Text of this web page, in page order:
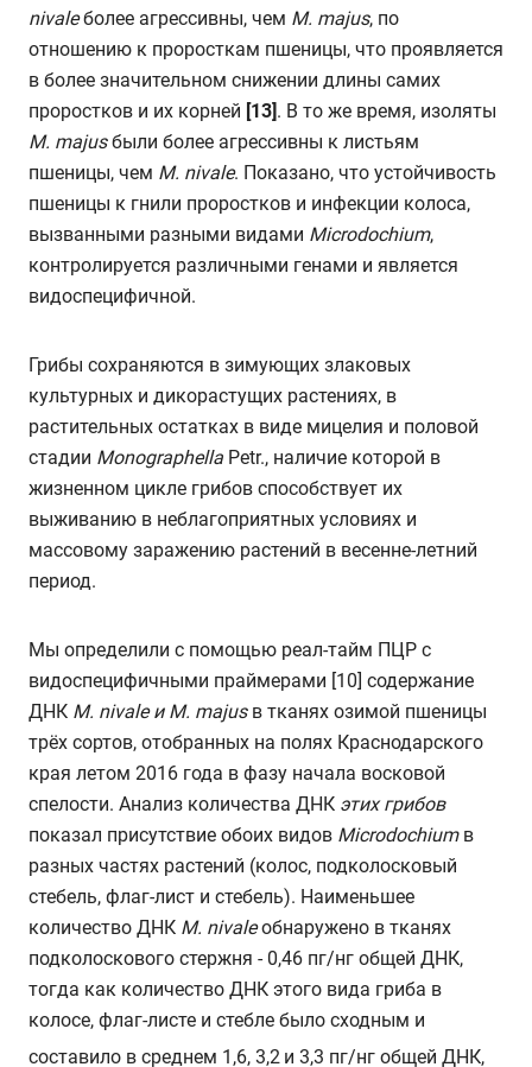
nivaleболее агрессивны, чем M. majus, по
отношению к проросткам пшеницы, что проявляется
в более значительном снижении длины самих
проростков и их корней [13]. В то же время, изоляты
M. majusбыли более агрессивны к листьям
пшеницы, чем M. nivale. Показано, что устойчивость
пшеницы к гнили проростков и инфекции колоса,
вызванными разными видами Microdochium,
контролируется различными генами и является
видоспецифичной.
Грибы сохраняются в зимующих злаковых
культурных и дикорастущих растениях, в
растительных остатках в виде мицелия и половой
стадии Monographella Petr., наличие которой в
жизненном цикле грибов способствует их
выживанию в неблагоприятных условиях и
массовому заражению растений в весенне-летний
период.
Мы определили с помощью реал-тайм ПЦР с
видоспецифичными праймерами [10] содержание
ДНК M. nivale и M. majus в тканях озимой пшеницы
трёх сортов, отобранных на полях Краснодарского
края летом 2016 года в фазу начала восковой
спелости. Анализ количества ДНК этих грибов
показал присутствие обоих видов Microdochiumв
разных частях растений (колос, подколосковый
стебель, флаг-лист и стебель). Наименьшее
количество ДНК M. nivale обнаружено в тканях
подколоскового стержня - 0,46 пг/нг общей ДНК,
тогда как количество ДНК этого вида гриба в
колосе, флаг-листе и стебле было сходным и
составило в среднем 1,6, 3,2 и 3,3 пг/нг общей ДНК,